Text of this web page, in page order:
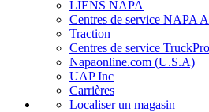
LIENS NAPA
Centres de service NAPA
Traction
Centres de service TruckPro
Napaonline.com (U.S.A)
UAP Inc
Carrières
Localiser un magasin